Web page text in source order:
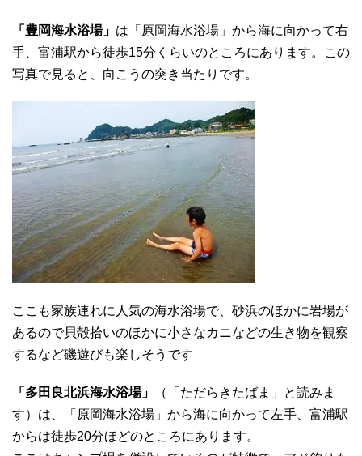
「豊岡海水浴場」 は「原岡海水浴場」から海に向かって右
手、富浦駅から徒歩15分くらいのところにあります。この
写真で見ると、向こうの突き当たりです。
ここも家族連れに人気の海水浴場で、砂浜のほかに岩場が
あるので貝殻拾いのほかに小さなカニなどの生き物を観察
するなど磯遊びも楽しそうです
「多田良北浜海水浴場」
（「ただらきたばま」と読みま
す）は、「原岡海水浴場」から海に向かって左手、富浦駅
からは徒歩20分ほどのところにあります。